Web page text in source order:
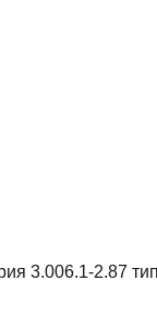
3.006.1-2.87